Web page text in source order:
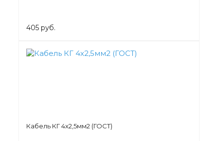
405 руб.
Кабель КГ 4х2,5мм2 (ГОСТ)